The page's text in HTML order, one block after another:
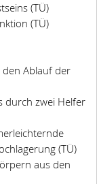
(TÜ)
(TÜ)
den Ablauf der
durch zwei Helfer
(TÜ)
aus den